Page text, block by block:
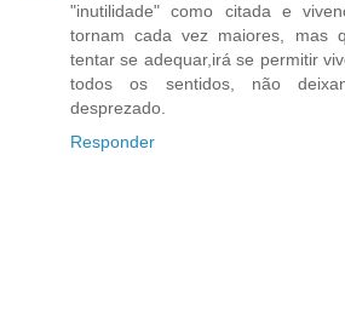
"inutilidade" como citada e
tornam cada vez maiores, mas
tentar se adequar,irá se permitir
todos os sentidos, não
desprezado.
Responder